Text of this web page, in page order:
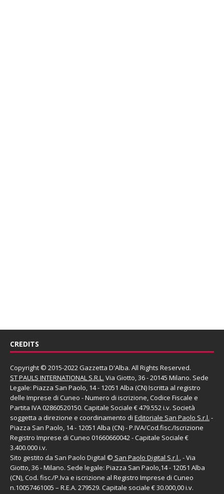
CREDITS
Copyright © 2015-2022 Gazzetta D'Alba. All Rights Reserved.
ST PAULS INTERNATIONAL S.R.L. Via Giotto, 36 - 20145 Milano. Sede
Legale: Piazza San Paolo, 14 - 12051 Alba (CN) Iscritta al registro
delle Imprese di Cuneo - Numero di iscrizione, Codice Fiscale e
Partita IVA 02860520150. Capitale Sociale € 479.552 i.v. Società
soggetta a direzione e coordinamento di Editoriale San Paolo S.r.l. -
Piazza San Paolo, 14 - 12051 Alba (CN) - P.IVA/Cod.fisc./Iscrizione
Registro Imprese di Cuneo 01660660042 - Capitale Sociale €
3.400.000 i.v.
Sito gestito da San Paolo Digital © San Paolo Digital S.r.l., - Via
Giotto, 36 - Milano. Sede legale: Piazza San Paolo,14 - 12051 Alba
(CN), Cod. fisc./P.Iva e iscrizione al Registro Imprese di Cuneo
n.10057461005 – R.E.A. 279529. Capitale sociale € 30.000,00 i.v.